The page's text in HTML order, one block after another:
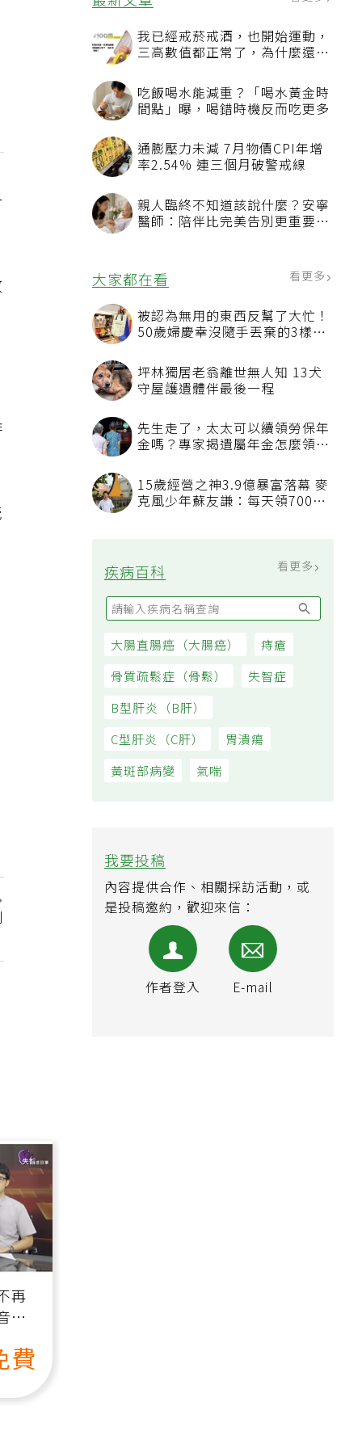
最新文章 看更多
我已經戒菸戒酒，也開始運動，
三高數值都正常了，為什麼還不
吃飯喝水能減重？「喝水黃金時
間點」曝，喝錯時機反而吃更多
通膨壓力未減 7月物價CPI年增
率2.54% 連三個月破警戒線
親人臨終不知道該說什麼？安寧
醫師：陪伴比完美告別更重要，
大家都在看 看更多
被認為無用的東西反幫了大忙！
50歲婦慶幸沒隨手丟棄的3樣物
坪林獨居老翁離世無人知 13犬
守屋護遺體伴最後一程
先生走了，太太可以續領勞保年
金嗎？專家揭遺屬年金怎麼領，
15歲經營之神3.9億暴富落幕 麥
克風少年蘇友謙：每天領700元
疾病百科 看更多
大腸直腸癌（大腸癌）
痔瘡
骨質疏鬆症（骨鬆）
失智症
B型肝炎（B肝）
C型肝炎（C肝）
胃潰瘍
黃斑部病變 氣喘
我要投稿
內容提供合作、相關採訪活動，或
是投稿邀約，歡迎來信：
作者登入
再
費